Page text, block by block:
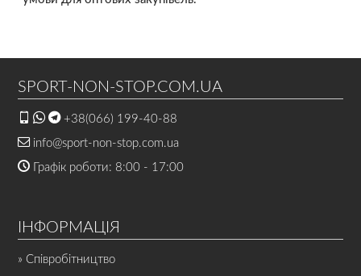
SPORT-NON-STOP.COM.UA
+38(066) 199-40-88
info@sport-non-stop.com.ua
Графік роботи: 8:00 - 17:00
ІНФОРМАЦІЯ
» Співробітництво